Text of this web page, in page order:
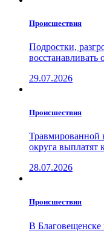
Проиcшествия
Подростки,
восстанавливать
29.07.2026
Проиcшествия
Травмированной
округа выплатят
28.07.2026
Проиcшествия
В